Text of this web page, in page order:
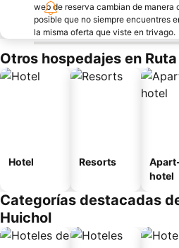
web de reserva cambian de manera
posible que no siempre encuentres
la misma oferta que viste en trivago.
Otros hospedajes en
Hotel Resorts
hotel
Categorías destacadas
Huichol